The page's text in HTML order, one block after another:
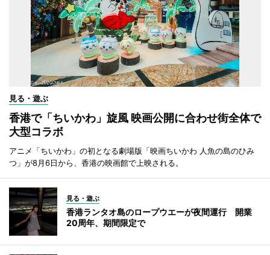
見る・遊ぶ
香港で「ちいかわ」旋風 映画公開に合わせ街全体で
大型コラボ
アニメ「ちいかわ」の初となる劇場版「映画ちいかわ 人魚の島のひみ
つ」が8月6日から、香港の映画館で上映される。
見る・遊ぶ
香港ランタオ島のロープウエーが夜間運行 開業
20周年、期間限定で